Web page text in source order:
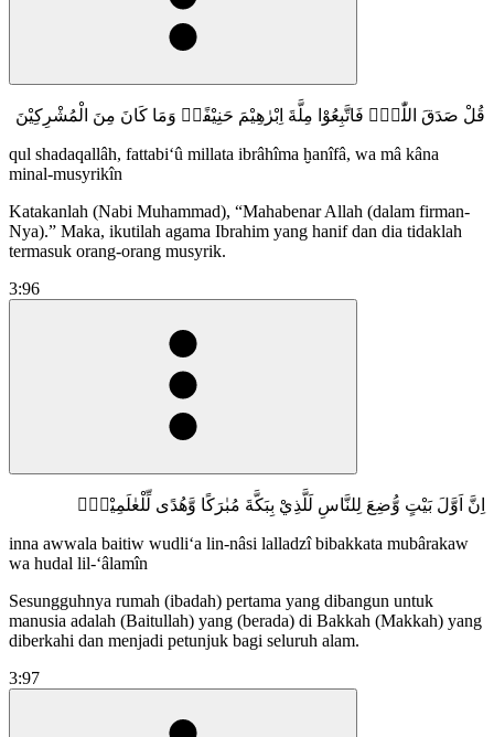
قُلْ صَدَقَ اللّٰهُۗ فَاتَّبِعُوْا مِلَّةَ اِبْرٰهِيْمَ حَنِيْفًاۗ وَمَا كَانَ مِنَ الْمُشْرِكِيْنَ
qul shadaqallâh, fattabi‘û millata ibrâhîma ḫanîfâ, wa mâ kâna
minal-musyrikîn
Katakanlah (Nabi Muhammad), “Mahabenar Allah (dalam firman-
Nya).” Maka, ikutilah agama Ibrahim yang hanif dan dia tidaklah
termasuk orang-orang musyrik.
3:96
اِنَّ اَوَّلَ بَيْتٍ وُّضِعَ لِلنَّاسِ لَلَّذِيْ بِبَكَّةَ مُبٰرَكًا وَّهُدًى لِّلْعٰلَمِيْنَۚ
inna awwala baitiw wudli‘a lin-nâsi lalladzî bibakkata mubârakaw
wa hudal lil-‘âlamîn
Sesungguhnya rumah (ibadah) pertama yang dibangun untuk
manusia adalah (Baitullah) yang (berada) di Bakkah (Makkah) yang
diberkahi dan menjadi petunjuk bagi seluruh alam.
3:97